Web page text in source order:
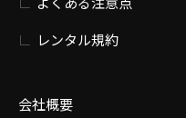
レンタル規約
会社概要